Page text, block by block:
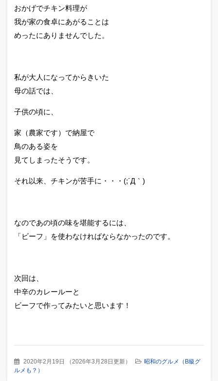
おかげでチキン料理が
我が家の食卓にあがることは
めったにありませんでした。
私が大人になってからきいた
母の話では、
子供の頃に、
家（農家です）で納屋で
鳥のある姿を
見てしまったそうです。
それ以来、チキンが苦手に・・・(;´Д｀)
なのであの頃の味を堪能するには、
「ビーフ」を使わなければならなかったのです。
次回は、
中辛のカレールーと
ビーフで作ってみたいと思います！
2020年2月19日 （2026年3月28日更新）
昭和のグルメ（B級グ
ルメも？）